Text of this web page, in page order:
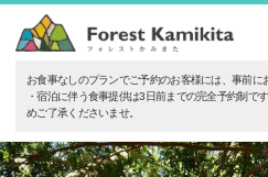
お食事なしのプランでご予約のお客様には、事前に
・宿泊に伴う食事提供は3日前までの完全予約制で
めご了承くださいませ。